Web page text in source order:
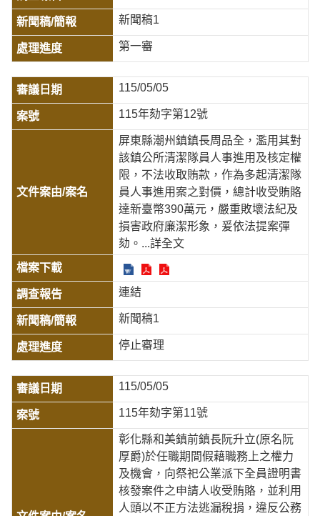
新聞稿1
第一審
115/05/05
115年劾字第12號
屏東縣潮州鎮鎮長周品全，濫用其對
該鎮公所清潔隊員人事進用及核定權
限，不法收取賄款，作為多起清潔隊
員人事進用案之對價，總計收受賄賂
達新臺幣390萬元，嚴重敗壞法紀及
損害政府廉潔形象，爰依法提案彈
劾。 ...詳全文
連結
新聞稿1
停止審理
115/05/05
115年劾字第11號
彰化縣和美鎮前鎮長阮升立(原名阮
厚爵)於任職期間假藉職務上之權力
及機會，向祭祀公業派下全員證明書
核發案件之申請人收受賄賂，並利用
人頭以不正方法逃漏稅捐，違反公務